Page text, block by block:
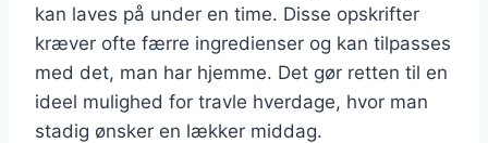
kan laves på under en time. Disse opskrifter
kræver ofte færre ingredienser og kan tilpasses
med det, man har hjemme. Det gør retten til en
ideel mulighed for travle hverdage, hvor man
stadig ønsker en lækker middag.